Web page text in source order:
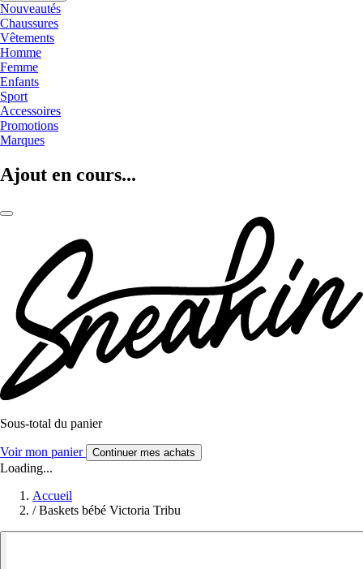
Nouveautés
Chaussures
Vêtements
Homme
Femme
Enfants
Sport
Accessoires
Promotions
Marques
Ajout en cours...
Sous-total du panier
Voir mon panier Continuer mes achats
Loading...
Accueil
/ Baskets bébé Victoria Tribu